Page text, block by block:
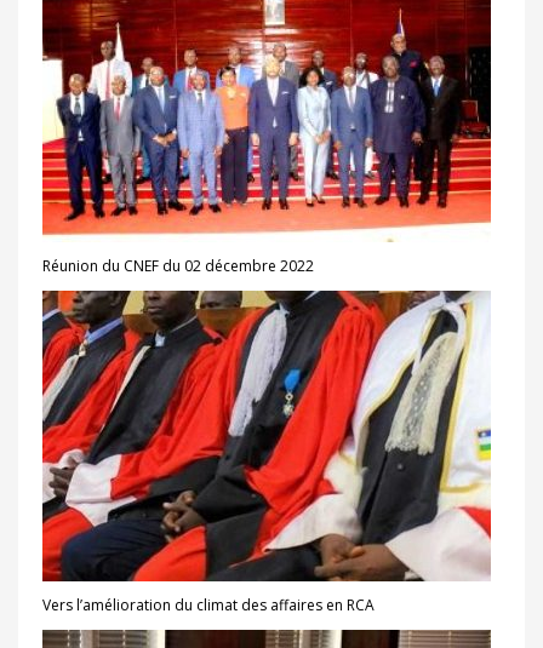
Réunion du CNEF du 02 décembre 2022
Vers l’amélioration du climat des affaires en RCA